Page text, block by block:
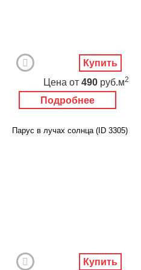
Подробнее
Цена от 490 руб.м2
Купить
Парус в лучах солнца (ID 3305)
Купить